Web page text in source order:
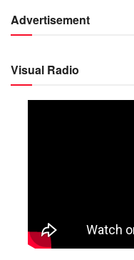
Advertisement
Visual Radio